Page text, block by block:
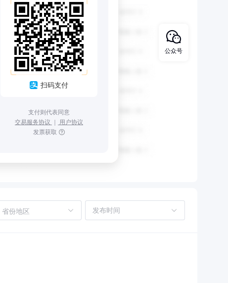
扫码支付
支付则代表同意
交易服务协议 ｜ 用户协议
发票获取
省份地区
公众号